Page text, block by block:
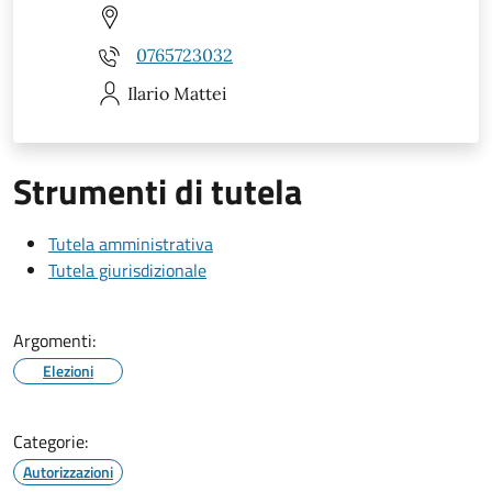
0765723032
Ilario Mattei
Strumenti di tutela
Tutela amministrativa
Tutela giurisdizionale
Argomenti:
Elezioni
Categorie:
Autorizzazioni